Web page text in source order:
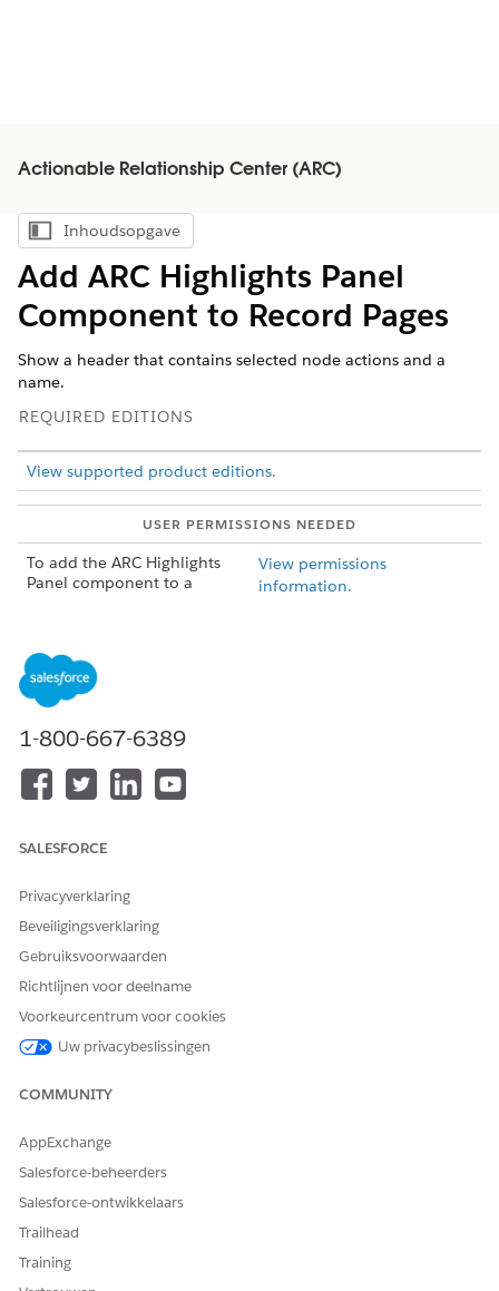
Actionable Relationship Center (ARC)
Inhoudsopgave weergeven
Inhoudsopgave
Add ARC Highlights Panel
Component to Record Pages
Show a header that contains selected node actions and a
name.
REQUIRED EDITIONS
View supported product editions.
USER PERMISSIONS NEEDED
To add the ARC Highlights
Panel component to a
View permissions
information.
editing, select the ARC tab on the canvas.
Drag theARC Highlights Panel
Components panel to the ARC tab.
1-800-667-6389
SALESFORCE
Privacyverklaring
Beveiligingsverklaring
Gebruiksvoorwaarden
Richtlijnen voor deelname
Voorkeurcentrum voor cookies
Uw privacybeslissingen
COMMUNITY
AppExchange
Salesforce-beheerders
Salesforce-ontwikkelaars
Trailhead
Training